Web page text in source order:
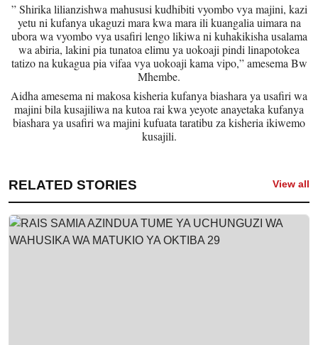
” Shirika lilianzishwa mahususi kudhibiti vyombo vya majini, kazi
yetu ni kufanya ukaguzi mara kwa mara ili kuangalia uimara na
ubora wa vyombo vya usafiri lengo likiwa ni kuhakikisha usalama
wa abiria, lakini pia tunatoa elimu ya uokoaji pindi linapotokea
tatizo na kukagua pia vifaa vya uokoaji kama vipo,” amesema Bw
Mhembe.
Aidha amesema ni makosa kisheria kufanya biashara ya usafiri wa
majini bila kusajiliwa na kutoa rai kwa yeyote anayetaka kufanya
biashara ya usafiri wa majini kufuata taratibu za kisheria ikiwemo
kusajili.
RELATED STORIES View all